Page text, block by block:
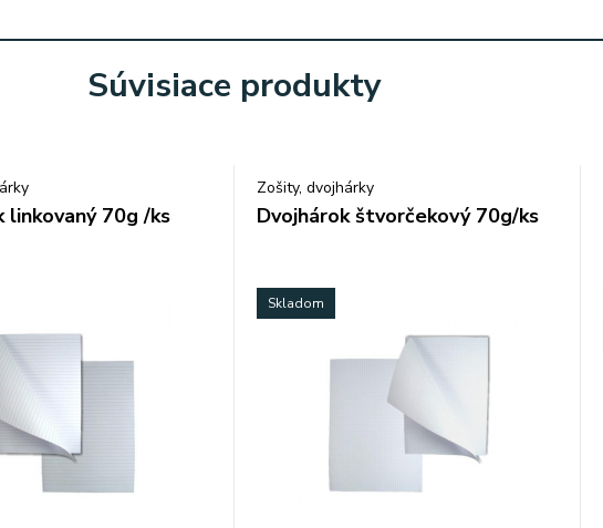
Súvisiace produkty
linkovaný 70g /ks
Zošity, dvojhárky
Dvojhárok štvorčekový 70g/ks
Skladom